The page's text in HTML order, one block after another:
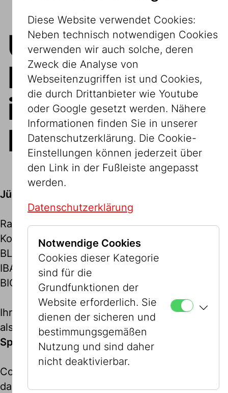
Unsere
in Österreich
lautet
Jüdisches Museum der Stadt Wien GmbH
Raiffeisenlandesbank NÖ-Wien AG
Konto Nummer: 09317009
BLZ: 32000
IBAN: AT823200000009317009
BIC: RLNWATWW
Ihre Spende ist gemäß §18 Abs 1Z7 EstG.
als Sonderausgabe steuerlich absetzbar.
Spenden über ihre Bank-App
Code innerhalb Ihrer Bank-App scannen und
das Museum unterstützen. Für die
Diese Website verwendet Cookies:
Neben technisch notwendigen Cookies
verwenden wir auch solche, deren
Zweck die Analyse von
Webseitenzugriffen ist und Cookies,
die durch Drittanbieter wie Youtube
oder Google gesetzt werden. Nähere
Informationen finden Sie in unserer
Datenschutzerklärung. Die Cookie-
Einstellungen können jederzeit über
den Link in der Fußleiste angepasst
werden.
Datenschutzerklärung
Notwendige Cookies
Cookies dieser Kategorie
sind für die
Grundfunktionen der
Website erforderlich. Sie
dienen der sicheren und
bestimmungsgemäßen
Nutzung und sind daher
nicht deaktivierbar.